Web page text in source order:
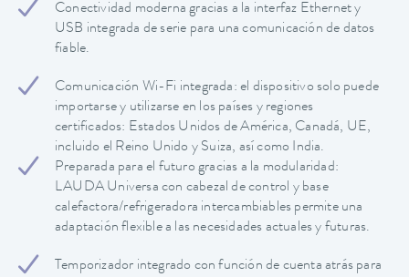
Conectividad moderna gracias a la interfaz Ethernet y
USB integrada de serie para una comunicación de datos
fiable.
Comunicación Wi-Fi integrada: el dispositivo solo puede
importarse y utilizarse en los países y regiones
certificados: Estados Unidos de América, Canadá, UE,
incluido el Reino Unido y Suiza, así como India.
Preparada para el futuro gracias a la modularidad:
LAUDA Universa con cabezal de control y base
calefactora/refrigeradora intercambiables permite una
adaptación flexible a las necesidades actuales y futuras.
Temporizador integrado con función de cuenta atrás para